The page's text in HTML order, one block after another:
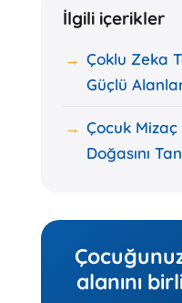
İlgili içerikler
Çoklu Zeka
Güçlü
Çocuk
Doğasını
alanını